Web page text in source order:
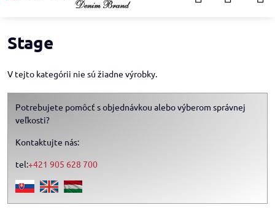
Stage
V tejto kategórii nie sú žiadne výrobky.
Potrebujete pomôcť s objednávkou alebo výberom správnej
veľkosti?
Kontaktujte nás:
tel:+421 905 628 700